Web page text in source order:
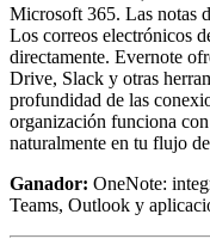
Microsoft 365. Las notas
Los correos electrónicos
directamente. Evernote
Drive, Slack y otras
profundidad de las
organización funciona
naturalmente en tu flujo
Ganador: OneNote:
Teams, Outlook y